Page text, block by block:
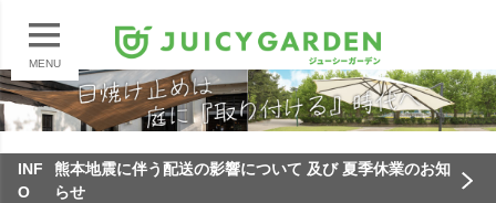
MENU
INF
O
熊本地震に伴う配送の影響について 及び 夏季休業のお知
らせ